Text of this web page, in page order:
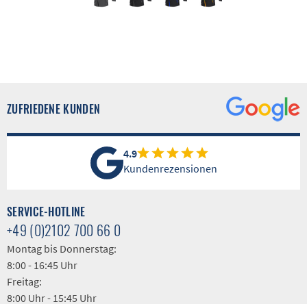
ZUFRIEDENE KUNDEN
4.9
Kundenrezensionen
SERVICE-HOTLINE
+49 (0)2102 700 66 0
Montag bis Donnerstag:
8:00 - 16:45 Uhr
Freitag:
8:00 Uhr - 15:45 Uhr